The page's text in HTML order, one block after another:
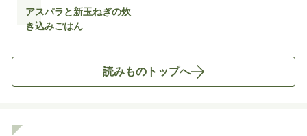
アスパラと新玉ねぎの炊
き込みごはん
読みものトップへ